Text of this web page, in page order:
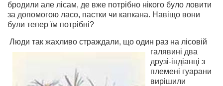
бродили але лісам, де вже потрібно нікого було ловити
за допомогою ласо, пастки чи капкана. Навіщо вони
були тепер їм потрібні?
Люди так жахливо страждали, що один раз на лісовій
галявині два
друзі-індіанці з
племені гуарани
вирішили